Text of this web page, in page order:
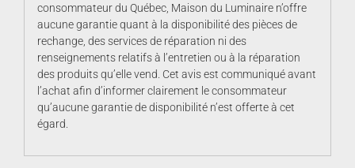
consommateur du Québec, Maison du Luminaire n’offre
aucune garantie quant à la disponibilité des pièces de
rechange, des services de réparation ni des
renseignements relatifs à l’entretien ou à la réparation
des produits qu’elle vend. Cet avis est communiqué avant
l’achat afin d’informer clairement le consommateur
qu’aucune garantie de disponibilité n’est offerte à cet
égard.